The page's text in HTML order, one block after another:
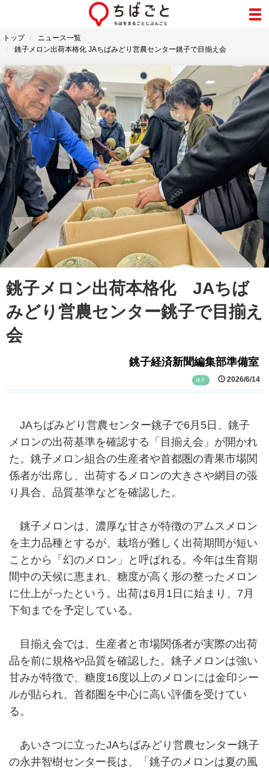
トップ
ニュース一覧
銚子メロン出荷本格化 JAちばみどり営農センター銚子で目揃え会
銚子メロン出荷本格化 JAちば
みどり営農センター銚子で目揃え
会
銚子経済新聞編集部準備室
銚子 2026/6/14
JAちばみどり営農センター銚子で6月5日、銚子
メロンの出荷基準を確認する「目揃え会」が開かれ
た。銚子メロン組合の生産者や首都圏の青果市場関
係者が出席し、出荷するメロンの大きさや網目の張
り具合、品質基準などを確認した。
銚子メロンは、濃厚な甘さが特徴のアムスメロン
を主力品種とするが、栽培が難しく出荷期間が短い
ことから「幻のメロン」と呼ばれる。今年は生育期
間中の天候に恵まれ、糖度が高く形の整ったメロン
に仕上がったという。出荷は6月1日に始まり、7月
下旬までを予定している。
目揃え会では、生産者と市場関係者が実際の出荷
品を前に規格や品質を確認した。銚子メロンは強い
甘みが特徴で、糖度16度以上のメロンには金印シー
ルが貼られ、首都圏を中心に高い評価を受けてい
る。
あいさつに立ったJAちばみどり営農センター銚子
の永井智樹センター長は、「銚子のメロンは夏の風